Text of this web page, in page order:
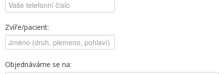
Zvíře/pacient:
Objednáváme se na: